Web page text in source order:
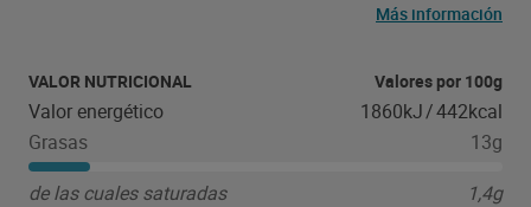
Más información
VALOR NUTRICIONAL Valores por 100g
Valor energético 1860kJ/442kcal
Grasas
13g
de las cuales saturadas
1,4g